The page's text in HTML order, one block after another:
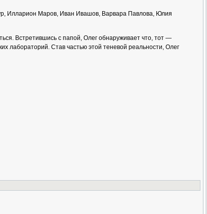
Илларион Маров, Иван Ивашов, Варвара Павлова, Юлия
Встретившись с папой, Олег обнаруживает что, тот —
лабораторий. Став частью этой теневой реальности, Олег